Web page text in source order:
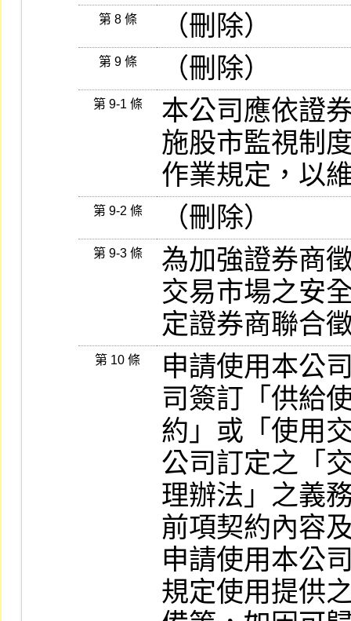
第 8 條 （刪除）
第 9 條 （刪除）
第 9-1 條
本公司應依證
施股市監視制
作業規定，以
第 9-2 條 （刪除）
第 9-3 條
為加強證券商
交易市場之安
定證券商聯合
第 10 條
申請使用本公
司簽訂「供給
約」或「使用
公司訂定之「
理辦法」之義
前項契約內容
申請使用本公
規定使用提供